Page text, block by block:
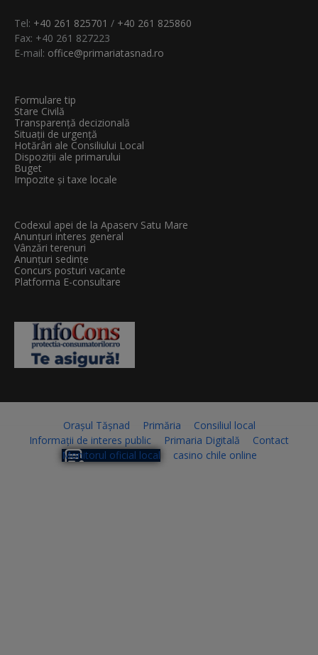
Tel: +40 261 825701 / +40 261 825860
Fax: +40 261 827223
E-mail: office@primariatasnad.ro
Formulare tip
Stare Civilă
Transparenţă decizională
Situații de urgență
Hotărâri ale Consiliului Local
Dispoziții ale primarului
Buget
Impozite și taxe locale
Codexul apei de la Apaserv Satu Mare
Anunțuri interes general
Vânzări terenuri
Anunțuri sedințe
Concurs posturi vacante
Platforma E-consultare
Orașul Tășnad Primăria
Consiliul local
Informații de interes public
Primaria Digitală
Contact
Monitorul oficial local
casino chile online